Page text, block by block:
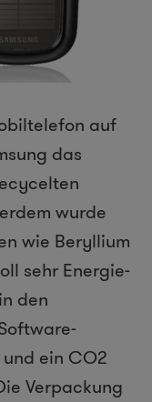
auf
das
wurde
wie Beryllium
sehr Energie-
den
ein CO2
Verpackung